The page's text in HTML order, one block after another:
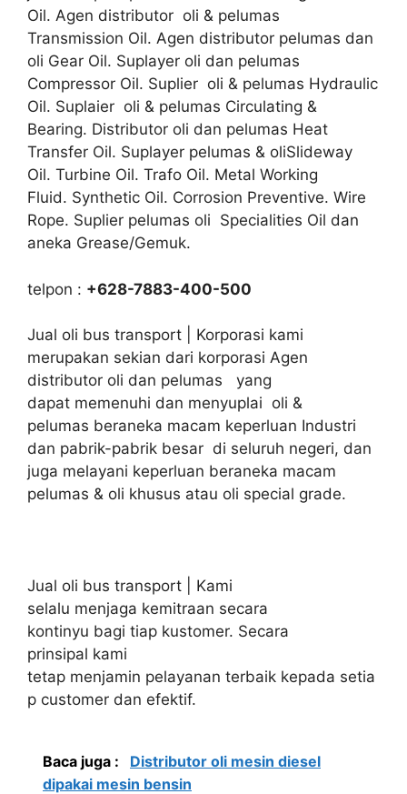
Oil. Agen distributor oli & pelumas
Transmission Oil. Agen distributor pelumas dan
oli Gear Oil. Suplayer oli dan pelumas
Compressor Oil. Suplier oli & pelumas Hydraulic
Oil. Suplaier oli & pelumas Circulating &
Bearing. Distributor oli dan pelumas Heat
Transfer Oil. Suplayer pelumas & oliSlideway
Oil. Turbine Oil. Trafo Oil. Metal Working
Fluid. Synthetic Oil. Corrosion Preventive. Wire
Rope. Suplier pelumas oli Specialities Oil dan
aneka Grease/Gemuk.
telpon : +628-7883-400-500
Jual oli bus transport | Korporasi kami
merupakan sekian dari korporasi Agen
distributor oli dan pelumas yang
dapat memenuhi dan menyuplai oli &
pelumas beraneka macam keperluan Industri
dan pabrik-pabrik besar di seluruh negeri, dan
juga melayani keperluan beraneka macam
pelumas & oli khusus atau oli special grade.
Jual oli bus transport | Kami
selalu menjaga kemitraan secara
kontinyu bagi tiap kustomer. Secara
prinsipal kami
tetap menjamin pelayanan terbaik kepada setia
p customer dan efektif.
Baca juga :
Distributor oli mesin diesel
dipakai mesin bensin